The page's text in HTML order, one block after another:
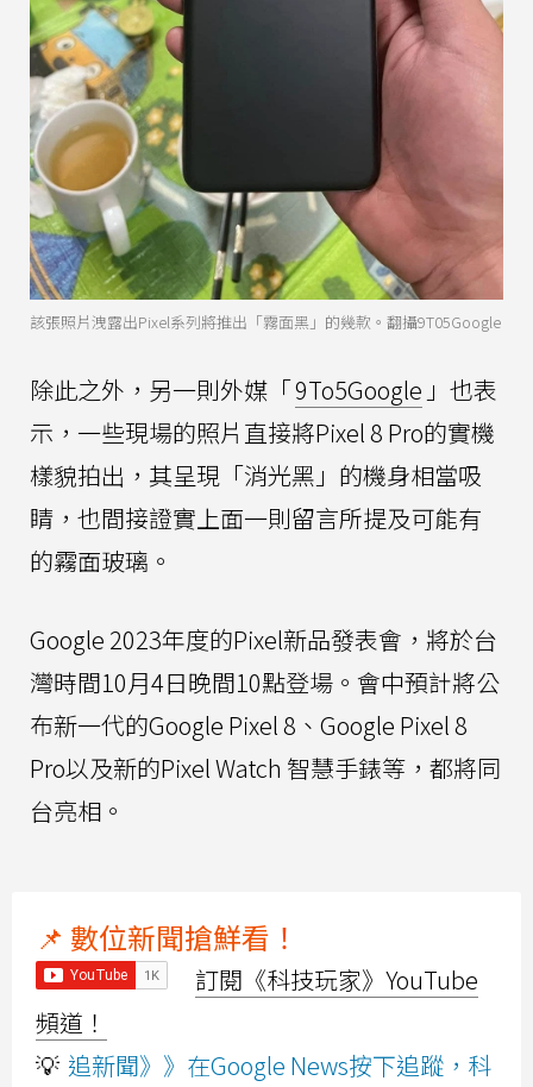
該張照片洩露出Pixel系列將推出「霧面黑」的幾款。翻攝9T05Google
除此之外，另一則外媒「9To5Google 」也表
示，一些現場的照片直接將Pixel 8 Pro的實機
樣貌拍出，其呈現「消光黑」的機身相當吸
睛，也間接證實上面一則留言所提及可能有
的霧面玻璃。
Google 2023年度的Pixel新品發表會，將於台
灣時間10月4日晚間10點登場。會中預計將公
布新一代的Google Pixel 8、Google Pixel 8
Pro以及新的Pixel Watch 智慧手錶等，都將同
台亮相。
📌 數位新聞搶鮮看！
訂閱《科技玩家》YouTube
頻道！
💡 追新聞》》在Google News按下追蹤，科